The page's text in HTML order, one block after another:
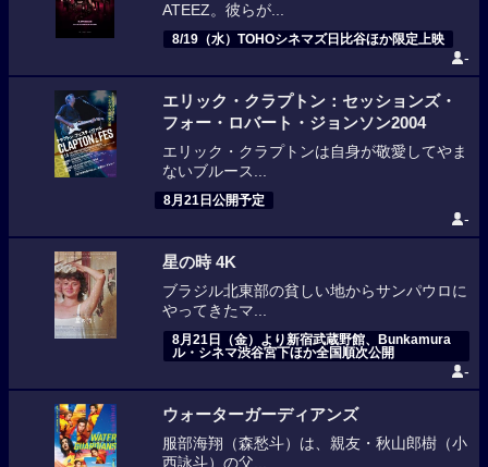
ATEEZ。彼らが...
8/19（水）TOHOシネマズ日比谷ほか限定上映
-
エリック・クラプトン：セッションズ・
フォー・ロバート・ジョンソン2004
エリック・クラプトンは自身が敬愛してやま
ないブルース...
8月21日公開予定
-
星の時 4K
ブラジル北東部の貧しい地からサンパウロに
やってきたマ...
8月21日（金）より新宿武蔵野館、Bunkamura
ル・シネマ渋谷宮下ほか全国順次公開
-
ウォーターガーディアンズ
服部海翔（森愁斗）は、親友・秋山郎樹（小
西詠斗）の父...